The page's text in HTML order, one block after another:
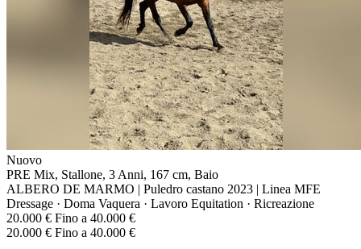
Nuovo
PRE Mix, Stallone, 3 Anni, 167 cm, Baio
ALBERO DE MARMO | Puledro castano 2023 | Linea MFE
Dressage · Doma Vaquera · Lavoro Equitation · Ricreazione
20.000 € Fino a 40.000 €
20.000 € Fino a 40.000 €